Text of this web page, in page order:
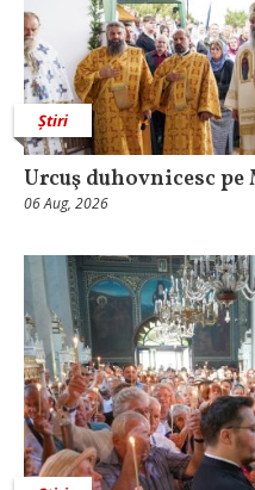
Știri
Urcuş duhovnicesc pe
06 Aug, 2026